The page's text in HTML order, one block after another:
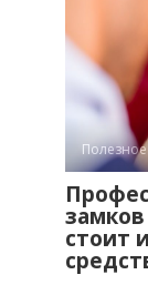
Полезное
стоит